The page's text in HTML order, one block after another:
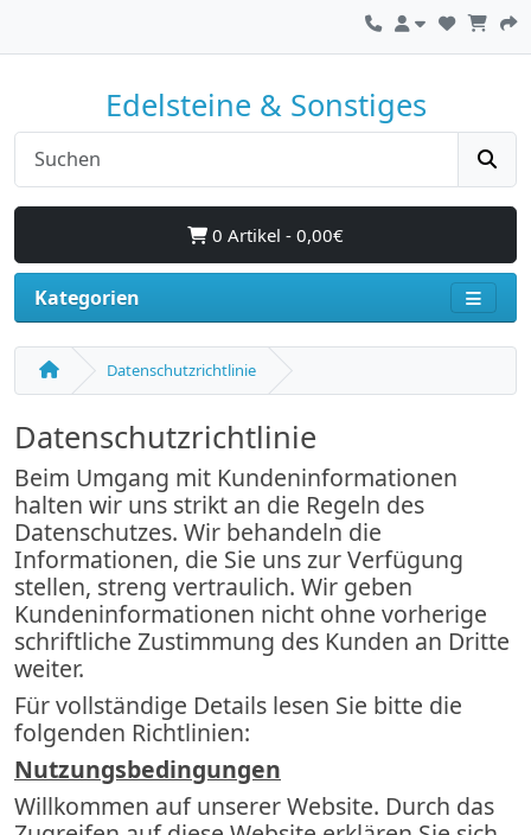
Edelsteine & Sonstiges
0 Artikel - 0,00€
Kategorien
Datenschutzrichtlinie
Datenschutzrichtlinie
Beim Umgang mit Kundeninformationen
halten wir uns strikt an die Regeln des
Datenschutzes. Wir behandeln die
Informationen, die Sie uns zur Verfügung
stellen, streng vertraulich. Wir geben
Kundeninformationen nicht ohne vorherige
schriftliche Zustimmung des Kunden an Dritte
weiter.
Für vollständige Details lesen Sie bitte die
folgenden Richtlinien:
Nutzungsbedingungen
Willkommen auf unserer Website. Durch das